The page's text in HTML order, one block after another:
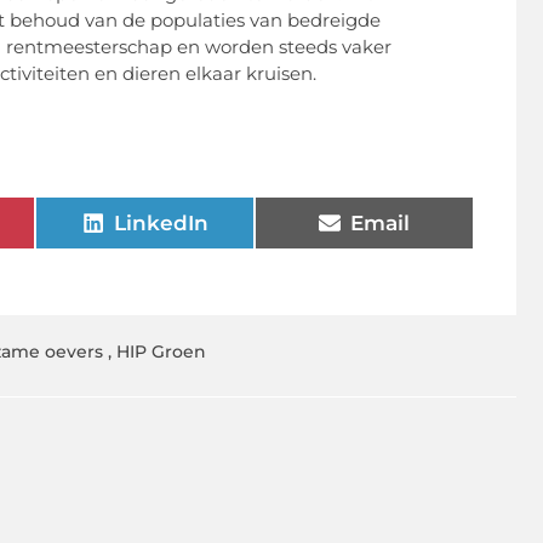
van de populaties van bedreigde
en worden steeds vaker
en dieren elkaar kruisen.
LinkedIn Email
oevers, HIP Groen